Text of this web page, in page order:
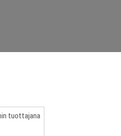
tuottajana